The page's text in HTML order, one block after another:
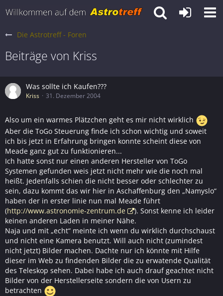
Die Astrotreff - Foren
Beiträge von Kriss
Was sollte ich Kaufen???
Kriss 31. Dezember 2004
Also um ein warmes Plätzchen geht es mir nicht wirklich
Aber die ToGo Steuerung finde ich schon wichtig und soweit
ich bis jetzt in Erfahrung bringen konnte scheint diese von
Meade ganz gut zu funktionieren...
Ich hatte sonst nur einen anderen Hersteller von ToGo
Systemen gefunden weis jetzt nicht mehr wie die noch mal
heißt. Jedenfalls schien die nicht besser oder schlechter zu
sein, dazu kommt das wir hier in Aschaffenburg den „Namyslo“
haben der in erster linie nun mal Meade führt
(http://www.astronomie-zentrum.de
). Sonst kenne ich leider
keinen anderen Laden in meiner Nähe.
Naja und mit „echt“ meinte ich wenn du wirklich durchschaust
und nicht eine Kamera benutzt. Will auch nicht (zumindest
nicht jetzt) Bilder machen. Dachte nur ich könnte mit Hilfe
dieser im Web zu findenden Bilder die zu erwatende Qualität
des Teleskop sehen. Dabei habe ich auch drauf geachtet nicht
Bilder von der Herstellerseite sondern die von Usern zu
betrachten